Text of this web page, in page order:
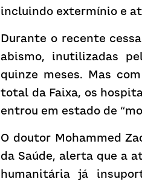
incluindo extermínio e
Durante o recente
abismo, inutilizadas
quinze meses. Mas
total da Faixa, os
entrou em estado de
O doutor Mohammed
da Saúde, alerta que a
humanitária já